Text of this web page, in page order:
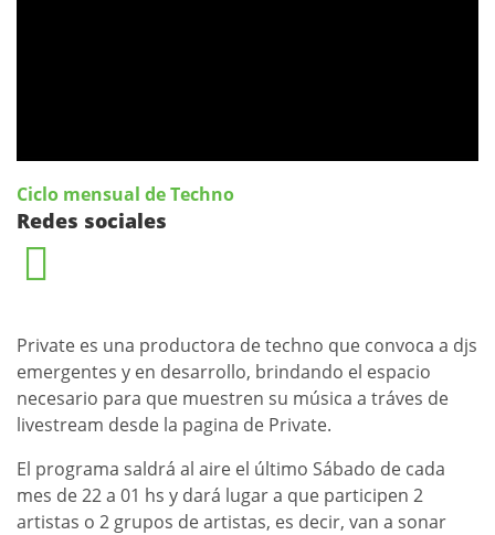
Ciclo mensual de Techno
Redes sociales
Private es una productora de techno que convoca a djs
emergentes y en desarrollo, brindando el espacio
necesario para que muestren su música a tráves de
livestream desde la pagina de Private.
El programa saldrá al aire el último Sábado de cada
mes de 22 a 01 hs y dará lugar a que participen 2
artistas o 2 grupos de artistas, es decir, van a sonar